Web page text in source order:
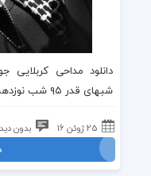
دانلود مداحی کربلایی
شبهای قدر ۹۵
شب نوزدهم
25 ژوئن 16 بدون